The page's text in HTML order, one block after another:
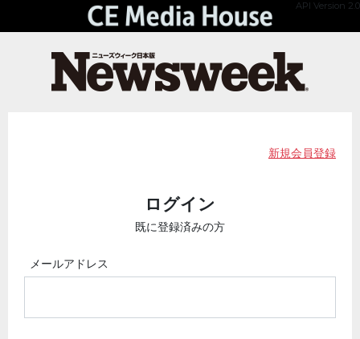
API Version 2.0
新規会員登録
ログイン
既に登録済みの方
メールアドレス